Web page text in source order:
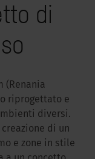
di
(Renania
riprogettato e
diversi.
di un
e zone in stile